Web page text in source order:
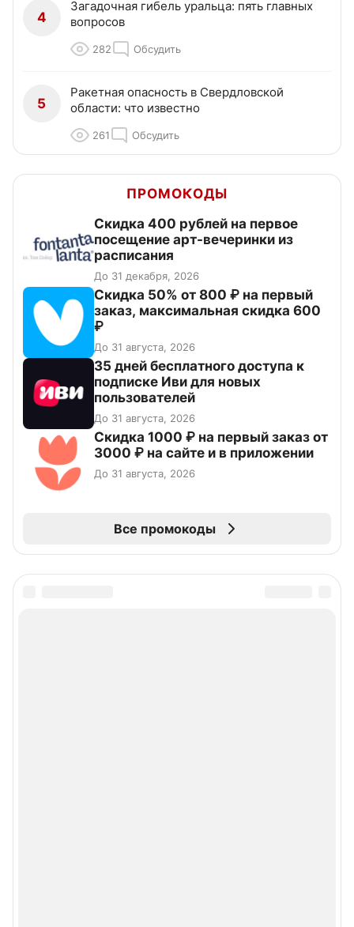
4
Загадочная гибель уральца: пять главных
вопросов
282 Обсудить
5
Ракетная опасность в Свердловской
области: что известно
261 Обсудить
ПРОМОКОДЫ
Cкидка 400 рублей на первое
посещение арт-вечеринки из
расписания
До 31 декабря, 2026
Скидка 50% от 800 ₽ на первый
заказ, максимальная скидка 600
₽
До 31 августа, 2026
35 дней бесплатного доступа к
подписке Иви для новых
пользователей
До 31 августа, 2026
Скидка 1000 ₽ на первый заказ от
3000 ₽ на сайте и в приложении
До 31 августа, 2026
Все промокоды